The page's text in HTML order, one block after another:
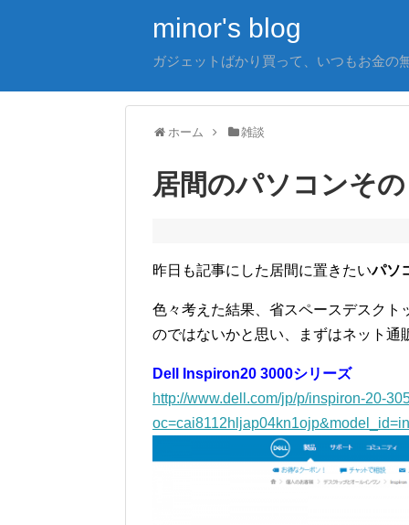
minor's blog
ガジェットばかり買って、いつもお金の
ホーム 雑談
居間のパソコンそ
昨日も記事にした居間に置きたいパソ
色々考えた結果、省スペースデスク
のではないかと思い、まずはネット通
Dell Inspiron20 3000シリーズ
http://www.dell.com/jp/p/inspiron-20-